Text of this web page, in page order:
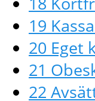
19
20 Eget
21
22